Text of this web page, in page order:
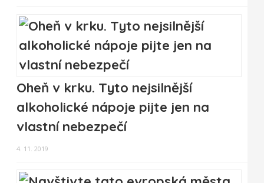
Oheň v krku. Tyto nejsilnější
alkoholické nápoje pijte jen na
vlastní nebezpečí
4. 11. 2019